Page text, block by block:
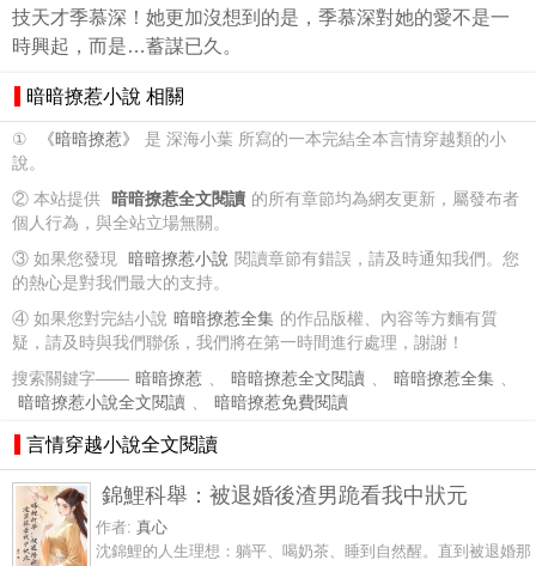
技天才季慕深！她更加沒想到的是，季慕深對她的愛不是一
時興起，而是…蓄謀已久。
暗暗撩惹小說 相關
① 《暗暗撩惹》
是 深海小葉 所寫的一本完結全本言情穿越類的小
說。
② 本站提供
暗暗撩惹全文閱讀 的所有章節均為網友更新，屬發布者
個人行為，與全站立場無關。
③ 如果您發現
暗暗撩惹小說 閱讀章節有錯誤，請及時通知我們。您
的熱心是對我們最大的支持。
④ 如果您對完結小說 暗暗撩惹全集 的作品版權、內容等方麵有質
疑，請及時與我們聯係，我們將在第一時間進行處理，謝謝！
搜索關鍵字—— 暗暗撩惹 、 暗暗撩惹全文閱讀 、 暗暗撩惹全集 、
暗暗撩惹小說全文閱讀 、 暗暗撩惹免費閱讀
言情穿越小說全文閱讀
錦鯉科舉：被退婚後渣男跪看我中狀元
作者: 真心
沈錦鯉的人生理想：躺平、喝奶茶、睡到自然醒。直到被退婚那